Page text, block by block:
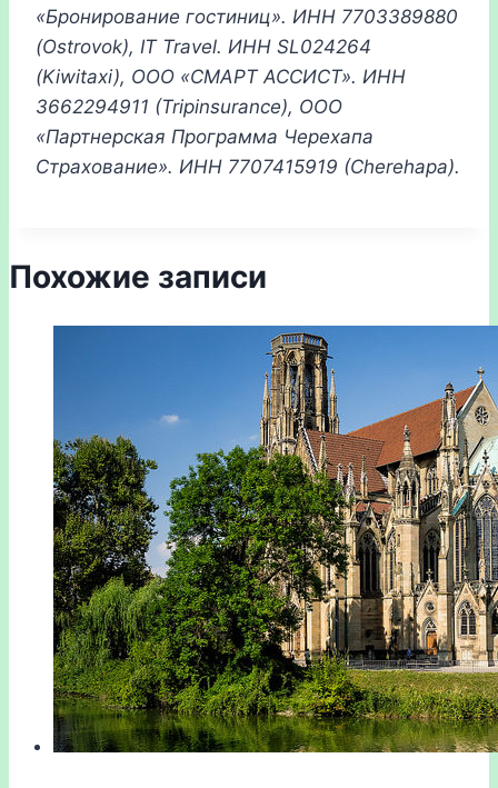
«Бронирование гостиниц». ИНН 7703389880
(Ostrovok), IT Travel. ИНН SL024264
(Kiwitaxi), ООО «СМАРТ АССИСТ». ИНН
3662294911 (Tripinsurance), ООО
«Партнерская Программа Черехапа
Страхование». ИНН 7707415919 (Cherehapa).
Похожие записи